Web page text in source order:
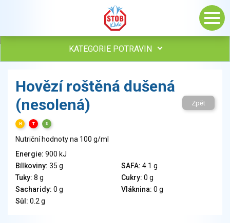
KATEGORIE POTRAVIN
Vejce
Mléko
Mléčné výrobky
Sýry
Veganské a vegetariánské výrobky
Tuky
Obiloviny, mouka, cereální výrobky
Chléb, pečivo, křehké chleby, pufované výrobky
Přílohy
Hovězí roštěná dušená
(nesolená)
H T S
Zpět
Nutriční hodnoty na 100 g/ml
Energie: 900 kJ
Bílkoviny: 35 g SAFA: 4.1 g
Tuky: 8 g Cukry: 0 g
Sacharidy: 0 g Vláknina: 0 g
Sůl: 0.2 g